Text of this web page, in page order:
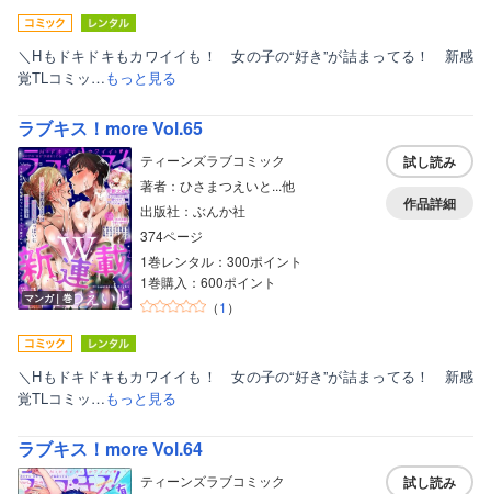
＼Hもドキドキもカワイイも！ 女の子の“好き”が詰まってる！ 新感
覚TLコミッ…もっと見る
ラブキス！more Vol.65
マンガ｜巻
ティーンズラブコミック
著者：ひさまつえいと...他
出版社：ぶんか社
374ページ
1巻レンタル：300ポイント
1巻購入：600ポイント
（1 ）
試し読み
作品詳細
＼Hもドキドキもカワイイも！ 女の子の“好き”が詰まってる！ 新感
覚TLコミッ…もっと見る
ラブキス！more Vol.64
ティーンズラブコミック
試し読み